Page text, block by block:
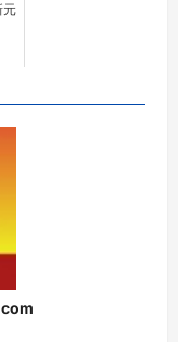
元